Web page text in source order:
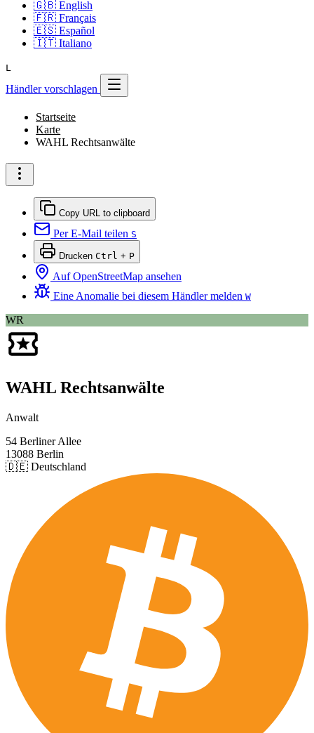
🇬🇧 English
🇫🇷 Français
🇪🇸 Español
🇮🇹 Italiano
L
Händler vorschlagen
Startseite
Karte
WAHL Rechtsanwälte
Copy URL to clipboard
Per E-Mail teilen S
Drucken Ctrl + P
Auf OpenStreetMap ansehen
Eine Anomalie bei diesem Händler melden W
WR
WAHL Rechtsanwälte
Anwalt
54 Berliner Allee
13088 Berlin
🇩🇪 Deutschland